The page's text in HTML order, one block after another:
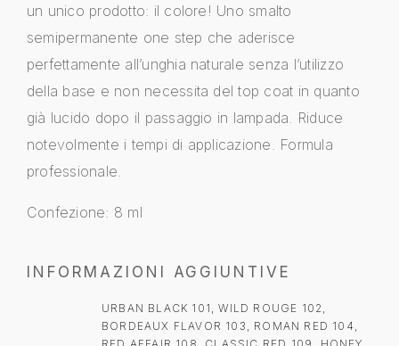
un unico prodotto: il colore! Uno smalto
semipermanente one step che aderisce
perfettamente all’unghia naturale senza l’utilizzo
della base e non necessita del top coat in quanto
già lucido dopo il passaggio in lampada. Riduce
notevolmente i tempi di applicazione. Formula
professionale.
Confezione: 8 ml
INFORMAZIONI AGGIUNTIVE
URBAN BLACK 101, WILD ROUGE 102,
BORDEAUX FLAVOR 103, ROMAN RED 104,